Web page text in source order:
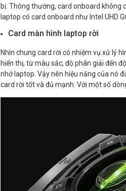
bị. Thông thường, card onboard không
laptop có card onboard như Intel UHD
Card màn hình laptop rời
Nhìn chung card rời có nhiệm vụ xử lý
hiển thị, từ màu sắc, độ phân giải đến
nhớ laptop. Vậy nên hiệu năng của nó
card rời tốt và đủ mạnh. Với một số